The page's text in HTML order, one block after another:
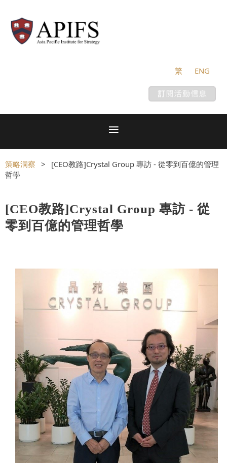
繁 ENG
策略洞察
[CEO教路]Crystal Group 專訪 - 從零到百億的管理
哲學
[CEO教路]Crystal Group 專訪 - 從
零到百億的管理哲學